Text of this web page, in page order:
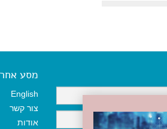
מסע אחר
English
צור קשר
אודות